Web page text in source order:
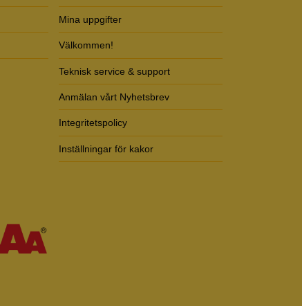
Mina uppgifter
Välkommen!
Teknisk service & support
Anmälan vårt Nyhetsbrev
Integritetspolicy
Inställningar för kakor